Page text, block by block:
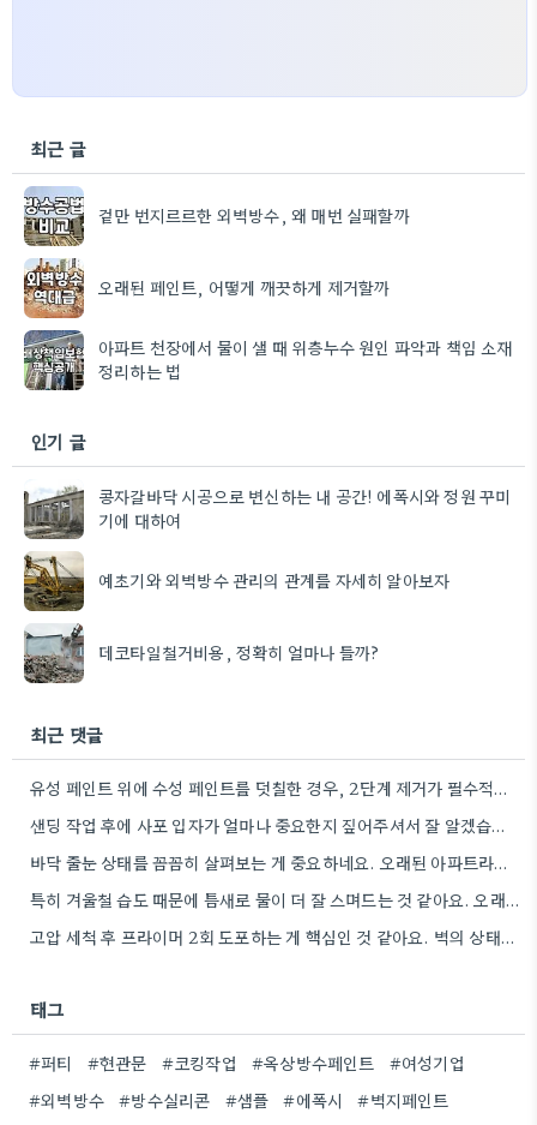
최근 글
겉만 번지르르한 외벽방수, 왜 매번 실패할까
오래된 페인트, 어떻게 깨끗하게 제거할까
아파트 천장에서 물이 샐 때 위층누수 원인 파악과 책임 소재
정리하는 법
인기 글
콩자갈바닥 시공으로 변신하는 내 공간! 에폭시와 정원 꾸미
기에 대하여
예초기와 외벽방수 관리의 관계를 자세히 알아보자
데코타일철거비용, 정확히 얼마나 들까?
최근 댓글
유성 페인트 위에 수성 페인트를 덧칠한 경우, 2단계 제거가 필수적이라는 점을 강조해야겠네요.
샌딩 작업 후에 사포 입자가 얼마나 중요한지 짚어주셔서 잘 알겠습니다. 특히 얇은 사포를 여러 번…
바닥 줄눈 상태를 꼼꼼히 살펴보는 게 중요하네요. 오래된 아파트라면 줄눈부터 망가지기 쉬울 것 같아요.
특히 겨울철 습도 때문에 틈새로 물이 더 잘 스며드는 것 같아요. 오래된 건물일수록 이런 부분에…
고압 세척 후 프라이머 2회 도포하는 게 핵심인 것 같아요. 벽의 상태에 따라 흡수율이 달라지니까,…
태그
#퍼티 #현관문 #코킹작업 #옥상방수페인트
#여성기업
#외벽방수
#방수실리콘 #샘플 #에폭시 #벽지페인트